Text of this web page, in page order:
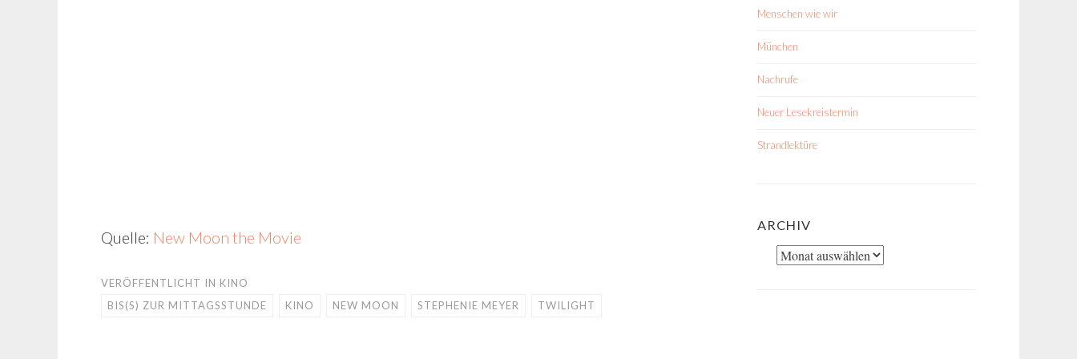
Quelle: New Moon the Movie
VERÖFFENTLICHT IN KINO
BIS(S) ZUR MITTAGSSTUNDE
KINO NEW MOON STEPHENIE MEYER TWILIGHT
Menschen wie wir
München
Nachrufe
Neuer Lesekreistermin
Strandlektüre
ARCHIV
Archiv